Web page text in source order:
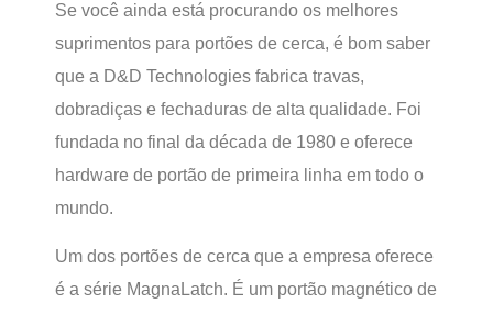
Se você ainda está procurando os melhores
suprimentos para portões de cerca, é bom saber
que a D&D Technologies fabrica travas,
dobradiças e fechaduras de alta qualidade. Foi
fundada no final da década de 1980 e oferece
hardware de portão de primeira linha em todo o
mundo.
Um dos portões de cerca que a empresa oferece
é a série MagnaLatch. É um portão magnético de